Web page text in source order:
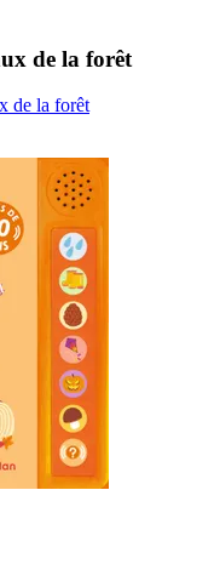
de la forêt
de la forêt